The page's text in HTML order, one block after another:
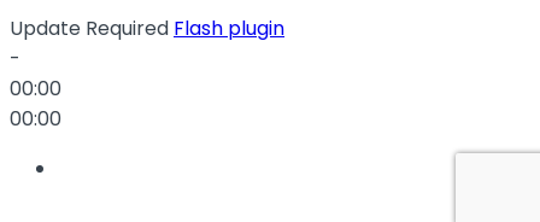
Update Required Flash plugin
-
00:00
00:00